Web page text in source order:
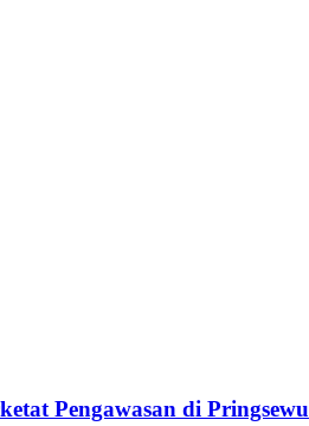
Pengawasan di Pringsewu